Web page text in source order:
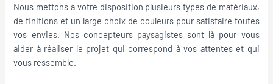
Nous mettons à votre disposition plusieurs types de matériaux,
de finitions et un large choix de couleurs pour satisfaire toutes
vos envies. Nos concepteurs paysagistes sont là pour vous
aider à réaliser le projet qui correspond à vos attentes et qui
vous ressemble.